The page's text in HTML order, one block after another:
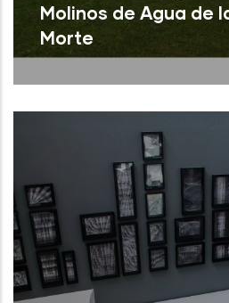
Molinos de Agua de
Morte
A Laracha (A Coruña)